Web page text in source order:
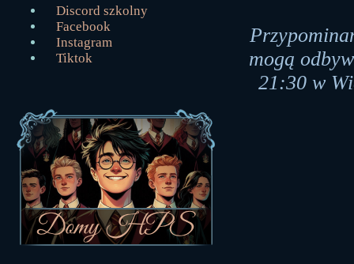
Discord szkolny
Facebook
Instagram
Tiktok
mogą
21:30 w